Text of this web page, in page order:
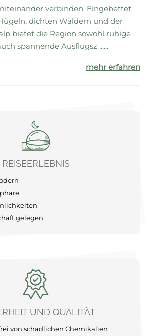
verbinden. Eingebettet
dichten Wäldern und der
bietet die Region sowohl ruhige
spannende Ausflugsz ......
mehr erfahren
REISEERLEBNIS
gelegen
UND QUALITÄT
von schädlichen Chemikalien